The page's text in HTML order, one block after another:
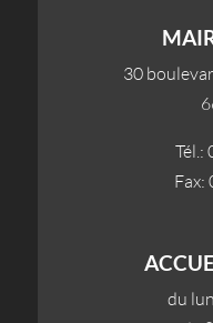
30
Tél.:
Fax:
du